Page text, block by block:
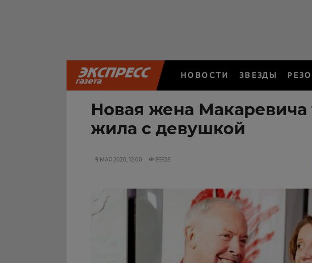
НОВОСТИ ЗВЕЗДЫ
Новая жена Макаревича
жила с девушкой
9 МАЯ 2020, 12:00 86628